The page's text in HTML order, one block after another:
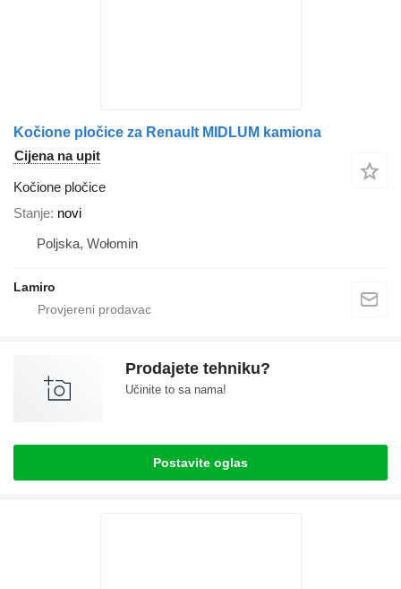
Kočione pločice za Renault MIDLUM kamiona
Cijena na upit
Kočione pločice
Stanje novi
Poljska, Wołomin
Lamiro
Prodajete tehniku?
Učinite to sa nama!
Postavite oglas